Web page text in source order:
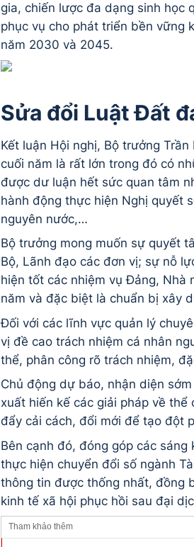
gia, chiến lược đa dạng sinh học
phục vụ cho phát triển bền vững
năm 2030 và 2045.
Sửa đổi Luật Đất
Kết luận Hội nghị, Bộ trưởng
cuối năm là rất lớn trong đó có
được dư luận hết sức quan tâm
hành động thực hiện Nghị quyết
nguyên nước,…
Bộ trưởng mong muốn sự quyết
Bộ, Lãnh đạo các đơn vị; sự nỗ
hiện tốt các nhiệm vụ Đảng, Nhà
năm và đặc biệt là chuẩn bị xây
Đối với các lĩnh vực quản lý
vị đề cao trách nhiệm cá nhân
thể, phân công rõ trách nhiệm,
Chủ động dự báo, nhận diện
xuất hiến kế các giải pháp về
đẩy cải cách, đổi mới để tạo đột
Bên cạnh đó, đóng góp các
thực hiện chuyển đổi số ngành
thông tin được thống nhất, đồng
kinh tế xã hội phục hồi sau đại
Tham khảo thêm